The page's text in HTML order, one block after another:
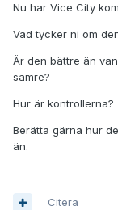
Nu har Vice City
Vad tycker ni om
Är den bättre än
sämre?
Hur är kontrollerna?
Berätta gärna hur
än.
Citera